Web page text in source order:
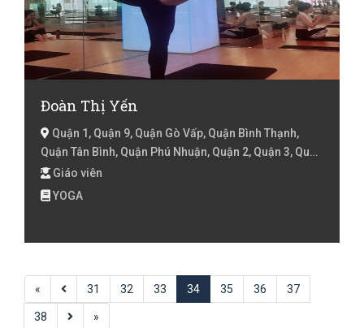
Đoàn Thị Yến
Quận 1, Quận 9, Quận Gò Vấp, Quận Bình Thạnh,
Quận Tân Bình, Quận Phú Nhuận, Quận 2, Quận 3, Quận
4, Hồ Chí Minh
Giáo viên
YOGA
« 31 32 33 34 35 36 37
38 »